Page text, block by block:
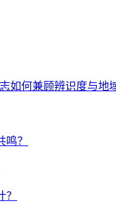
如何兼顾辨识度与地
？